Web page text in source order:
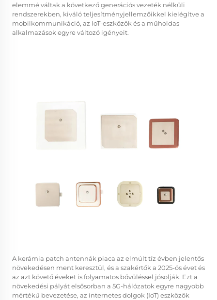
elemmé váltak a következő generációs vezeték nélküli
rendszerekben, kiváló teljesítményjellemzőikkel kielégítve a
mobilkommunikáció, az IoT-eszközök és a műholdas
alkalmazások egyre változó igényeit.
A kerámia patch antennák piaca az elmúlt tíz évben jelentős
növekedésen ment keresztül, és a szakértők a 2025-ös évet és
az azt követő éveket is folyamatos bővüléssel jósolják. Ezt a
növekedési pályát elsősorban a 5G-hálózatok egyre nagyobb
mértékű bevezetése, az internetes dolgok (IoT) eszközök